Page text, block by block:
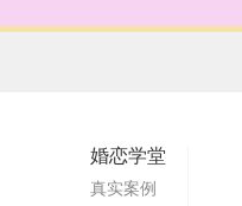
婚恋学堂
真实案例